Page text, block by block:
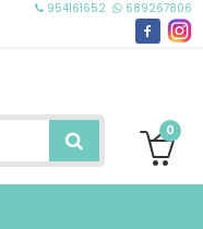
954161652 689267806
0